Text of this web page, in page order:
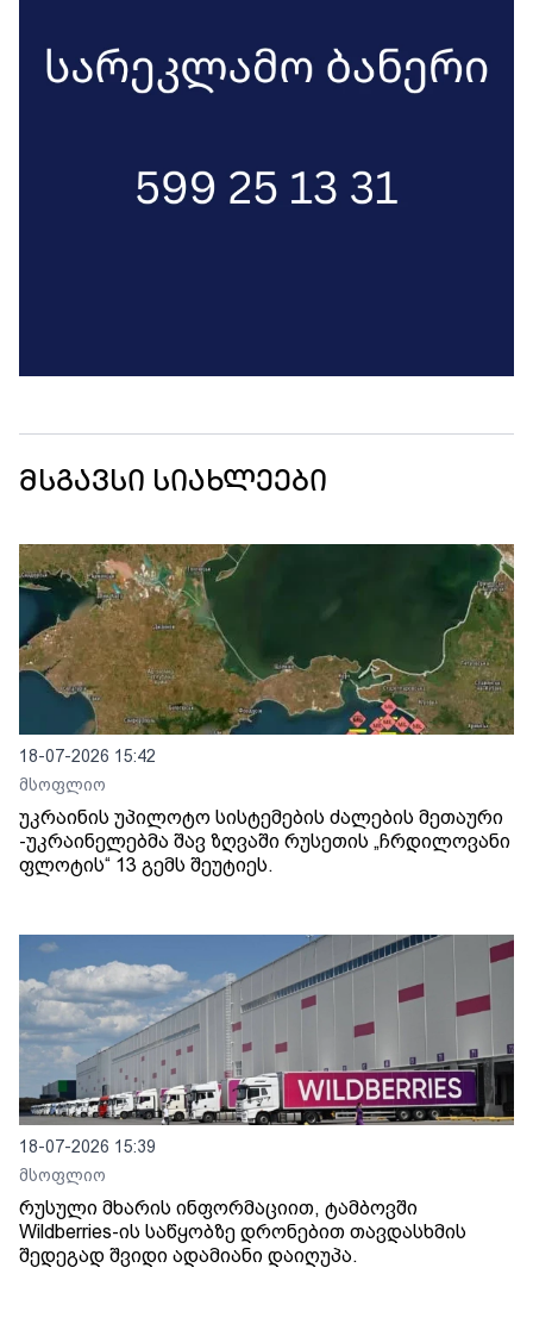
მსგავსი სიახლეები
18-07-2026 15:42
მსოფლიო
უკრაინის უპილოტო სისტემების ძალების მეთაური
-უკრაინელებმა შავ ზღვაში რუსეთის „ჩრდილოვანი
ფლოტის“ 13 გემს შეუტიეს.
18-07-2026 15:39
მსოფლიო
რუსული მხარის ინფორმაციით, ტამბოვში
Wildberries-ის საწყობზე დრონებით თავდასხმის
შედეგად შვიდი ადამიანი დაიღუპა.